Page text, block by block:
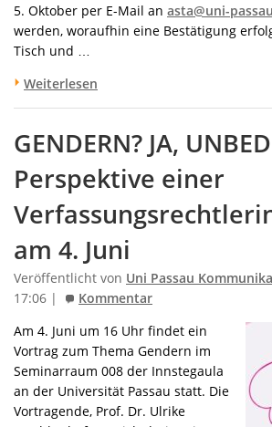
5. Oktober per E-Mail an asta@uni-
werden, woraufhin eine Bestätigung
Tisch und …
Weiterlesen
GENDERN? JA,
Perspektive einer
am 4. Juni
Veröffentlicht von Uni Passau
17:06 |
Kommentar
Am 4. Juni um 16 Uhr findet ein
Vortrag zum Thema Gendern im
Seminarraum 008 der Innstegaula
an der Universität Passau statt. Die
Vortragende, Prof. Dr. Ulrike